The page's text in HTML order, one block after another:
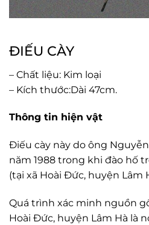
ĐIẾU CÀY
– Chất liệu: Kim loại
– Kích thước:Dài 47cm.
Thông tin hiện vật
Điếu cày này do ông
năm 1988 trong khi đào hố
(tại xã Hoài Đức, huyện Lâm
Quá trình xác minh nguồn
Hoài Đức, huyện Lâm Hà là